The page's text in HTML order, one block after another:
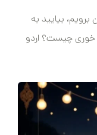
بیایید به
چیست؟ اردو